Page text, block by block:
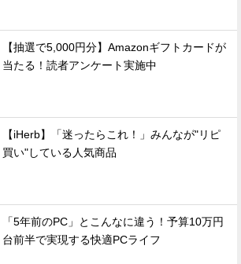
【抽選で5,000円分】Amazonギフトカードが
当たる！読者アンケート実施中
【iHerb】「迷ったらこれ！」みんなが"リピ
買い"している人気商品
「5年前のPC」とこんなに違う！予算10万円
台前半で実現する快適PCライフ